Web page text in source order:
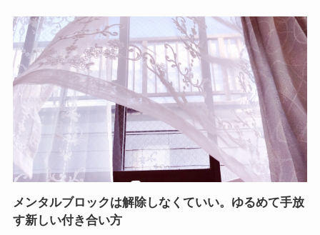
メンタルブロックは解除しなくていい。ゆるめて手放
す新しい付き合い方